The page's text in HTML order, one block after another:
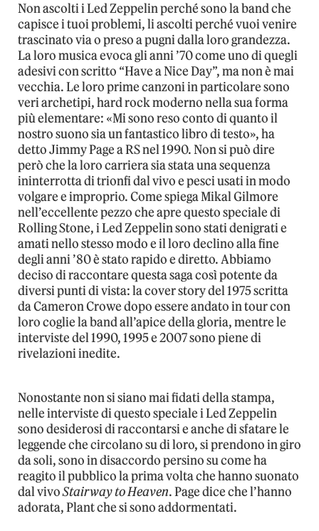
Non ascolti i Led Zeppelin perché sono la band che
capisce i tuoi problemi, li ascolti perché vuoi venire
trascinato via o preso a pugni dalla loro grandezza.
La loro musica evoca gli anni ’70 come uno di quegli
adesivi con scritto “Have a Nice Day”, ma non è mai
vecchia. Le loro prime canzoni in particolare sono
veri archetipi, hard rock moderno nella sua forma
più elementare: «Mi sono reso conto di quanto il
nostro suono sia un fantastico libro di testo», ha
detto Jimmy Page a RS nel 1990. Non si può dire
però che la loro carriera sia stata una sequenza
ininterrotta di trionfi dal vivo e pesci usati in modo
volgare e improprio. Come spiega Mikal Gilmore
nell’eccellente pezzo che apre questo speciale di
Rolling Stone, i Led Zeppelin sono stati denigrati e
amati nello stesso modo e il loro declino alla fine
degli anni ’80 è stato rapido e diretto. Abbiamo
deciso di raccontare questa saga così potente da
diversi punti di vista: la cover story del 1975 scritta
da Cameron Crowe dopo essere andato in tour con
loro coglie la band all’apice della gloria, mentre le
interviste del 1990, 1995 e 2007 sono piene di
rivelazioni inedite.
Nonostante non si siano mai fidati della stampa,
nelle interviste di questo speciale i Led Zeppelin
sono desiderosi di raccontarsi e anche di sfatare le
leggende che circolano su di loro, si prendono in giro
da soli, sono in disaccordo persino su come ha
reagito il pubblico la prima volta che hanno suonato
dal vivoStairway to Heaven. Page dice che l’hanno
adorata, Plant che si sono addormentati.